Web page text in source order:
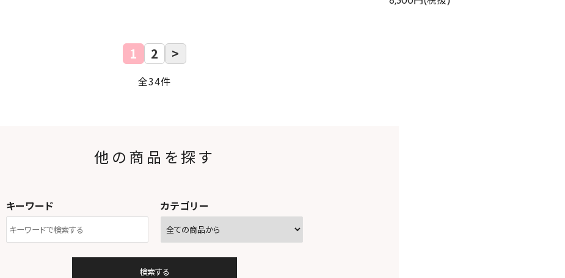
1 2 >
全34件
他の商品を探す
キーワード カテゴリー
検索する